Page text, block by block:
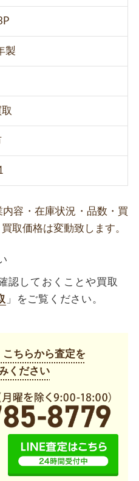
製
容・在庫状況・品数・買
取価格は変動致します。
認しておくことや買取
」をご覧ください。
ちらから査定を
ください